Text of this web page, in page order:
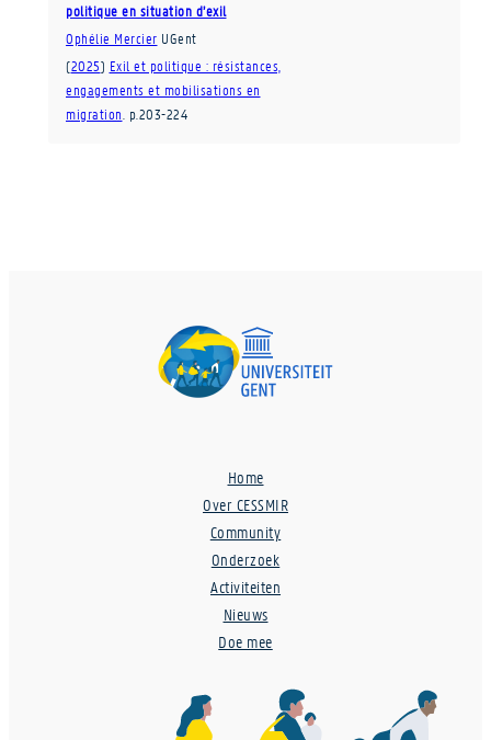
politique en situation d’exil
Ophélie Mercier UGent
(2025) Exil et politique : résistances,
engagements et mobilisations en
migration p.203-224
Home
Over CESSMIR
Community
Onderzoek
Activiteiten
Nieuws
Doe mee